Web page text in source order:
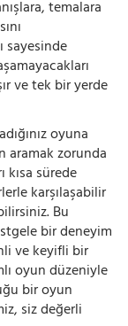
temalara
sayesinde
ve tek bir yerde
oyuna
aramak zorunda
kısa sürede
karşılaşabilir
Bu
bir deneyim
ve keyifli bir
oyun düzeniyle
bir oyun
siz değerli